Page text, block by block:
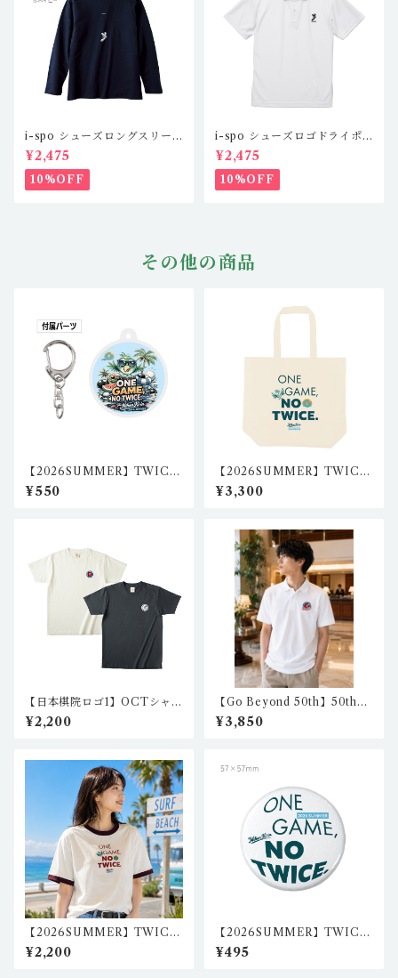
i-spo シューズロングスリー
ブTシャツ2 IS-LS-201,2,3,
4（4カラー）
¥2,475
10%OFF
i-spo シューズロゴドライポ
ロシャツツ IS-DP-101,2,3,
4(4カラー)
¥2,475
10%OFF
その他の商品
【2026SUMMER】TWICE
クロウ1アクリルキーホルダ
ー・丸型 igo-ak-04
¥550
【2026SUMMER】TWICE
クロウ キャンバストートバッ
グ(L) igo-tb-01
¥3,300
【日本棋院ロゴ1】OCTシャ
ツ IA-CT-N101,2（2カラ
ー）
¥2,200
【Go Beyond 50th】50th
ドライ ポロシャツ1（ホワイ
ト） nkc-ps-07
¥3,850
【2026SUMMER】TWICE
クロウ2リンガーTシャツ（バ
ーガンディ/ナチュラル） igo-
¥2,200
【2026SUMMER】TWICE
丸型缶バッジ（2個セット）01
igo-cb-02/igo-cb-04
¥495